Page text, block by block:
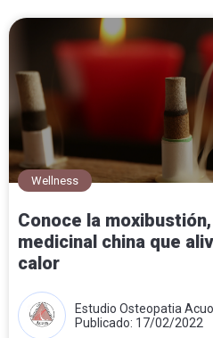
Wellness
Conoce la
medicinal china que
calor
Estudio Osteopatia
Publicado: 17/02/2022